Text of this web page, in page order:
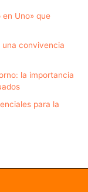
Uno» que
una convivencia
la importancia
para la